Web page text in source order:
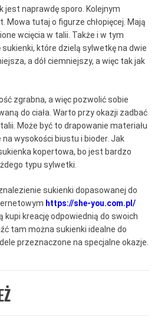
jest naprawdę sporo. Kolejnym
Mowa tutaj o figurze chłopięcej. Mają
wcięcia w talii. Także i w tym
które dzielą sylwetkę na dwie
a dół ciemniejszy, a więc tak jak
zgrabna, a więc pozwolić sobie
do ciała. Warto przy okazji zadbać
Może być to drapowanie materiału
wysokości biustu i bioder. Jak
kopertowa, bo jest bardzo
typu sylwetki.
sukienki dopasowanej do
https://she-you.com.pl/
kupi kreację odpowiednią do swoich
tam można sukienki idealne do
przeznaczone na specjalne okazje.